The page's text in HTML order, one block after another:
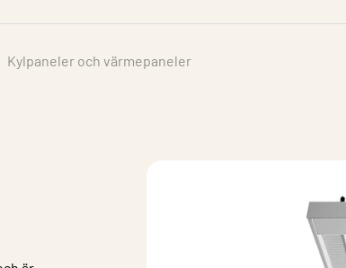
Kylpaneler och värmepaneler